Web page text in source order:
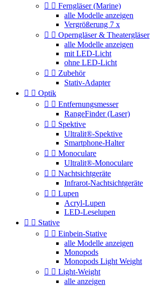
  Ferngläser (Marine)
alle Modelle anzeigen
Vergrößerung 7 x
  Operngläser & Theatergläser
alle Modelle anzeigen
mit LED-Licht
ohne LED-Licht
  Zubehör
Stativ-Adapter
  Optik
  Entfernungsmesser
RangeFinder (Laser)
  Spektive
Ultralit®-Spektive
Smartphone-Halter
  Monoculare
Ultralit®-Monoculare
  Nachtsichtgeräte
Infrarot-Nachtsichtgeräte
  Lupen
Acryl-Lupen
LED-Leselupen
  Stative
  Einbein-Stative
alle Modelle anzeigen
Monopods
Monopods Light Weight
  Light-Weight
alle anzeigen